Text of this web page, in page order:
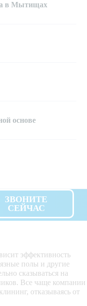
в Мытищах
основе
ЗВОНИТЕ
СЕЙЧАС
эффективность
полы и другие
сказываться на
Все чаще компании
отказываясь от